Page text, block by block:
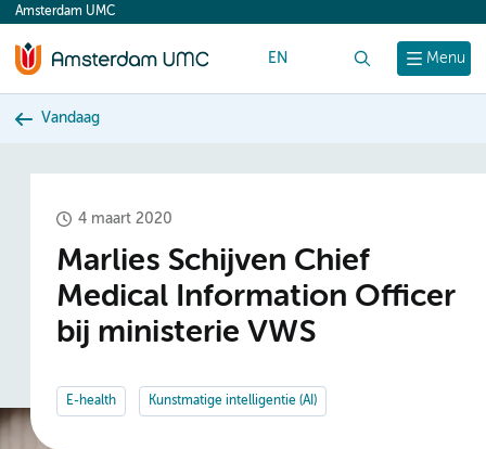
content
Menu
Amsterdam UMC
EN
Vandaag
4 maart 2020
Marlies Schijven Chief
Medical Information Officer
bij ministerie VWS
E-health Kunstmatige intelligentie (AI)